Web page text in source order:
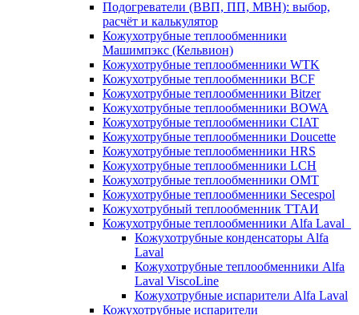
Подогреватели (ВВП, ПП, МВН): выбор,
расчёт и калькулятор
Кожухотрубные теплообменники
Машимпэкс (Кельвион)
Кожухотрубные теплообменники WTK
Кожухотрубные теплообменники BCF
Кожухотрубные теплообменники Bitzer
Кожухотрубные теплообменники BOWA
Кожухотрубные теплообменники CIAT
Кожухотрубные теплообменники Doucette
Кожухотрубные теплообменники HRS
Кожухотрубные теплообменники LCH
Кожухотрубные теплообменники OMT
Кожухотрубные теплообменники Secespol
Кожухотрубный теплообменник ТТАИ
Кожухотрубные теплообменники Alfa Laval
Кожухотрубные конденсаторы Alfa
Laval
Кожухотрубные теплообменники Alfa
Laval ViscoLine
Кожухотрубные испарители Alfa Laval
Кожухотрубные испарители